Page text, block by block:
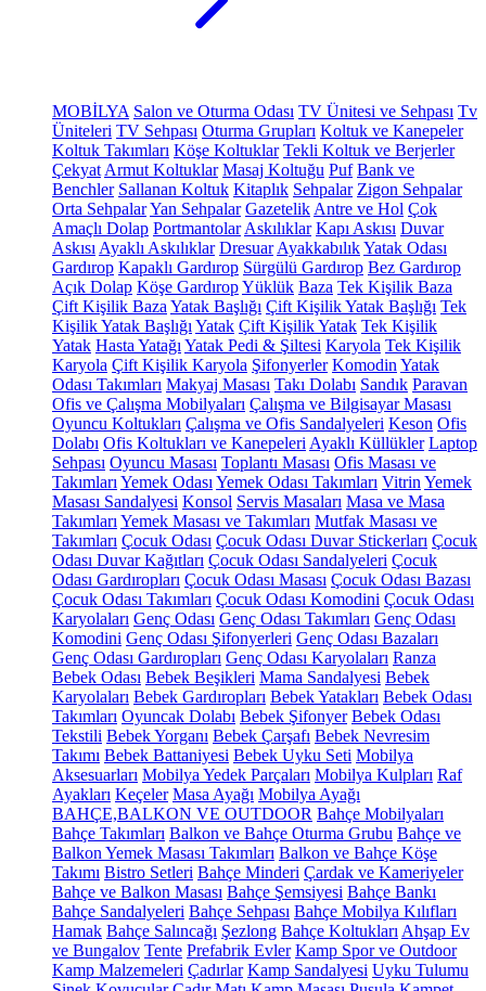
MOBİLYA Salon ve Oturma Odası TV Ünitesi ve Sehpası Tv
Üniteleri TV Sehpası Oturma Grupları Koltuk ve Kanepeler
Koltuk Takımları Köşe Koltuklar Tekli Koltuk ve Berjerler
Çekyat Armut Koltuklar Masaj Koltuğu Puf Bank ve
Benchler Sallanan Koltuk Kitaplık Sehpalar Zigon Sehpalar
Orta SehpalarYan Sehpalar Gazetelik Antre ve Hol Çok
Amaçlı Dolap Portmantolar Askılıklar Kapı Askısı Duvar
Askısı Ayaklı Askılıklar Dresuar AyakkabılıkYatak Odası
Gardırop Kapaklı Gardırop Sürgülü Gardırop Bez Gardırop
Açık Dolap Köşe GardıropYüklük Baza Tek Kişilik Baza
Çift Kişilik Baza Yatak Başlığı Çift Kişilik Yatak Başlığı Tek
Kişilik Yatak Başlığı Yatak Çift Kişilik Yatak Tek Kişilik
Yatak Hasta Yatağı Yatak Pedi & Şiltesi Karyola Tek Kişilik
Karyola Çift Kişilik Karyola Şifonyerler Komodin Yatak
Odası Takımları Makyaj Masası Takı Dolabı Sandık Paravan
Ofis ve Çalışma Mobilyaları Çalışma ve Bilgisayar Masası
Oyuncu Koltukları Çalışma ve Ofis Sandalyeleri Keson Ofis
Dolabı Ofis Koltukları ve Kanepeleri Ayaklı Küllükler Laptop
Sehpası Oyuncu Masası Toplantı Masası Ofis Masası ve
Takımları Yemek Odası Yemek Odası Takımları Vitrin Yemek
Masası Sandalyesi Konsol Servis Masaları Masa ve Masa
Takımları Yemek Masası ve Takımları Mutfak Masası ve
Takımları Çocuk Odası Çocuk Odası Duvar Stickerları Çocuk
Odası Duvar Kağıtları Çocuk Odası Sandalyeleri Çocuk
Odası Gardıropları Çocuk Odası Masası Çocuk Odası Bazası
Çocuk Odası Takımları Çocuk Odası Komodini Çocuk Odası
Karyolaları Genç Odası Genç Odası Takımları Genç Odası
Komodini Genç Odası Şifonyerleri Genç Odası Bazaları
Genç Odası Gardıropları Genç Odası Karyolaları Ranza
Bebek Odası Bebek Beşikleri Mama Sandalyesi Bebek
Karyolaları Bebek Gardıropları Bebek Yatakları Bebek Odası
Takımları Oyuncak Dolabı Bebek Şifonyer Bebek Odası
Tekstili Bebek Yorganı Bebek Çarşafı Bebek Nevresim
Takımı Bebek Battaniyesi Bebek Uyku Seti Mobilya
Aksesuarları Mobilya Yedek Parçaları Mobilya Kulpları Raf
Ayakları Keçeler Masa Ayağı Mobilya Ayağı
BAHÇE,BALKON VE OUTDOOR Bahçe Mobilyaları
Bahçe Takımları Balkon ve Bahçe Oturma Grubu Bahçe ve
Balkon Yemek Masası Takımları Balkon ve Bahçe Köşe
Takımı Bistro Setleri Bahçe Minderi Çardak ve Kameriyeler
Bahçe ve Balkon Masası Bahçe Şemsiyesi Bahçe Bankı
Bahçe Sandalyeleri Bahçe Sehpası Bahçe Mobilya Kılıfları
Hamak Bahçe Salıncağı Şezlong Bahçe Koltukları Ahşap Ev
ve Bungalov Tente Prefabrik Evler Kamp Spor ve Outdoor
Kamp Malzemeleri Çadırlar Kamp Sandalyesi Uyku Tulumu